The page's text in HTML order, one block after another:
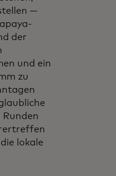
—
der
und ein
zu
Runden
lokale